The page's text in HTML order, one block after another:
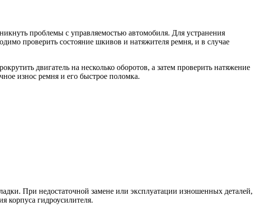
проблемы с управляемостью автомобиля. Для устранения
проверить состояние шкивов и натяжителя ремня, и в случае
двигатель на несколько оборотов, а затем проверить натяжение
износ ремня и его быстрое поломка.
При недостаточной замене или эксплуатации изношенных деталей,
корпуса гидроусилителя.